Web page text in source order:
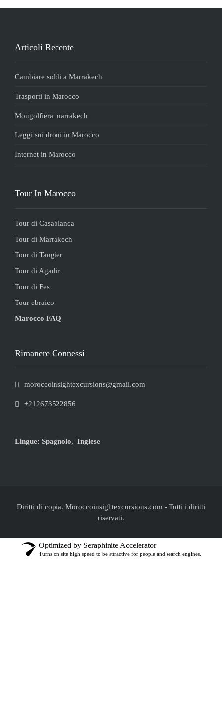
Articoli Recente
Cambiare soldi a Marrakech
Trasporti in Marocco
Mongolfiera marrakech
Leggi sui droni in Marocco
Internet in Marocco
Tour In Marocco
Tour di Casablanca
Tour di Marrakech
Tour di Tangier
Tour di Agadir
Tour di Fes
Tour ebraico
Marocco FAQ
Rimanere Connessi
moroccoinsightexcursions@gmail.com
+212673522856
Lingue: Spagnolo, Inglese
Diritti di copia. Moroccoinsightexcursions.com - Tutti i diritti
riservati.
Optimized by Seraphinite Accelerator
Turns on site high speed to be attractive for people and search engines.